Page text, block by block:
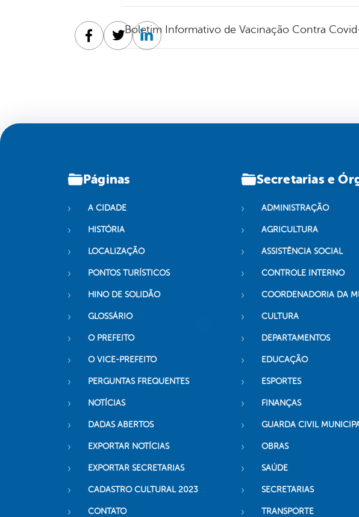
Boletim Informativo de Vacinação Contra
Facebook
TwitterLinkedin
Páginas
A CIDADE
HISTÓRIA
LOCALIZAÇÃO
PONTOS TURÍSTICOS
HINO DE SOLIDÃO
GLOSSÁRIO
O PREFEITO
O VICE-PREFEITO
PERGUNTAS FREQUENTES
NOTÍCIAS
DADAS ABERTOS
EXPORTAR NOTÍCIAS
EXPORTAR SECRETARIAS
CADASTRO CULTURAL 2023
CONTATO
Secretarias e
ADMINISTRAÇÃO
AGRICULTURA
ASSISTÊNCIA SOCIAL
CONTROLE INTERNO
COORDENADORIA DA
CULTURA
DEPARTAMENTOS
EDUCAÇÃO
ESPORTES
FINANÇAS
GUARDA CIVIL
OBRAS
SAÚDE
SECRETARIAS
TRANSPORTE